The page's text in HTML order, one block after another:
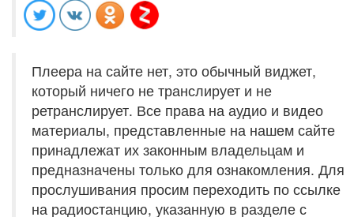
Плеера на сайте нет, это обычный виджет,
который ничего не транслирует и не
ретранслирует. Все права на аудио и видео
материалы, представленные на нашем сайте
принадлежат их законным владельцам и
предназначены только для ознакомления. Для
прослушивания просим переходить по ссылке
на радиостанцию, указанную в разделе с